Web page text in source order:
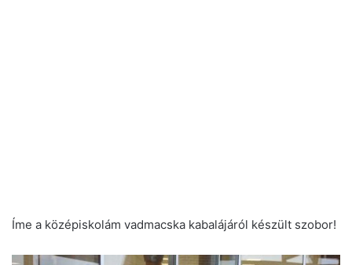
Íme a középiskolám vadmacska kabalájáról készült szobor!